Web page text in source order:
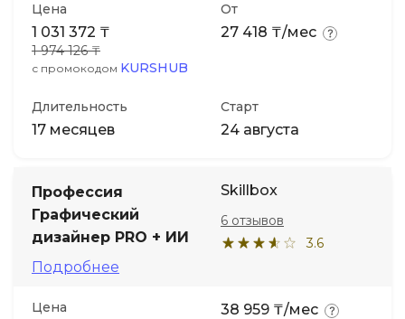
Цена
1 031 372 ₸
1 974 126 ₸
с промокодом KURSHUB
От
27 418 ₸/мес
Длительность
17 месяцев
Старт
24 августа
Профессия
Графический
дизайнер PRO + ИИ
Подробнее
Skillbox
3.6
6 отзывов
Цена 38 959 ₸/мес